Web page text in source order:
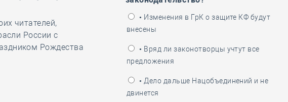
читателей,
России с
Рождества
• Изменения в ГрК о защите КФ будут
внесены
• Вряд ли законотворцы учтут все
предложения
• Дело дальше Нацобъединений и не
двинется